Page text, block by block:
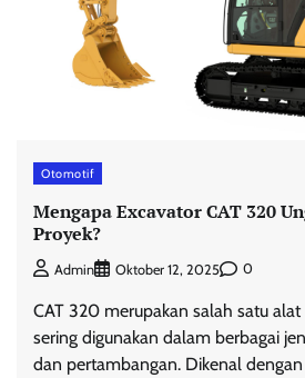
Otomotif
Mengapa Excavator CAT 320
Proyek?
Admin Oktober 12, 2025 0
CAT 320 merupakan salah satu
sering digunakan dalam berbagai
dan pertambangan. Dikenal